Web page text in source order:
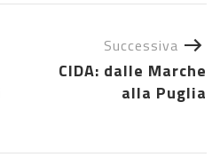
Successiva
CIDA: dalle Marche
alla Puglia